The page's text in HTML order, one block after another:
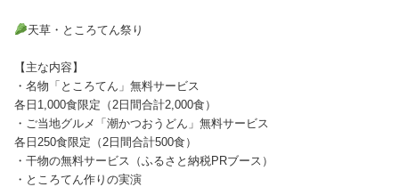
天草・ところてん祭り
【主な内容】
・名物「ところてん」無料サービス
各日1,000食限定（2日間合計2,000食）
・ご当地グルメ「潮かつおうどん」無料サービス
各日250食限定（2日間合計500食）
・干物の無料サービス（ふるさと納税PRブース）
・ところてん作りの実演